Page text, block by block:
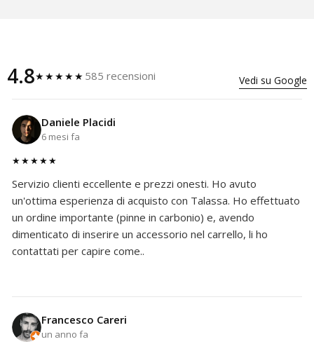
4.8★★★★★ 585 recensioni Vedi su Google
Daniele Placidi
6 mesi fa
★★★★★
Servizio clienti eccellente e prezzi onesti. Ho avuto
un'ottima esperienza di acquisto con Talassa. Ho effettuato
un ordine importante (pinne in carbonio) e, avendo
dimenticato di inserire un accessorio nel carrello, li ho
contattati per capire come..
Francesco Careri
un anno fa